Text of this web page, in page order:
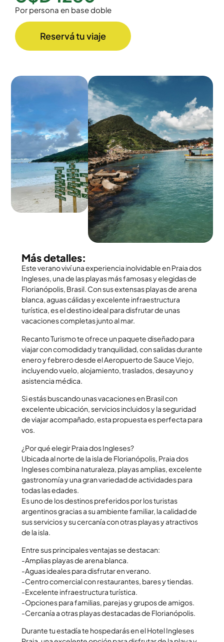
Por persona en base doble
Reservá tu viaje
Más detalles:
Este verano viví una experiencia inolvidable en Praia dos
Ingleses, una de las playas más famosas y elegidas de
Florianópolis, Brasil. Con sus extensas playas de arena
blanca, aguas cálidas y excelente infraestructura
turística, es el destino ideal para disfrutar de unas
vacaciones completas junto al mar.
Recanto Turismo te ofrece un paquete diseñado para
viajar con comodidad y tranquilidad, con salidas durante
enero y febrero desde el Aeropuerto de Sauce Viejo,
incluyendo vuelo, alojamiento, traslados, desayuno y
asistencia médica.
Si estás buscando unas vacaciones en Brasil con
excelente ubicación, servicios incluidos y la seguridad
de viajar acompañado, esta propuesta es perfecta para
vos.
¿Por qué elegir Praia dos Ingleses?
Ubicada al norte de la isla de Florianópolis, Praia dos
Ingleses combina naturaleza, playas amplias, excelente
gastronomía y una gran variedad de actividades para
todas las edades.
Es uno de los destinos preferidos por los turistas
argentinos gracias a su ambiente familiar, la calidad de
sus servicios y su cercanía con otras playas y atractivos
de la isla.
Entre sus principales ventajas se destacan:
-Amplias playas de arena blanca.
-Aguas ideales para disfrutar en verano.
-Centro comercial con restaurantes, bares y tiendas.
-Excelente infraestructura turística.
-Opciones para familias, parejas y grupos de amigos.
-Cercanía a otras playas destacadas de Florianópolis.
Durante tu estadía te hospedarás en el Hotel Ingleses